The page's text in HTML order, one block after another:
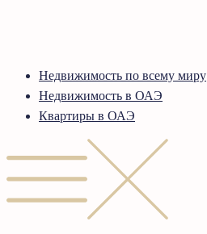
Недвижимость по всему миру
Недвижимость в ОАЭ
Квартиры в ОАЭ